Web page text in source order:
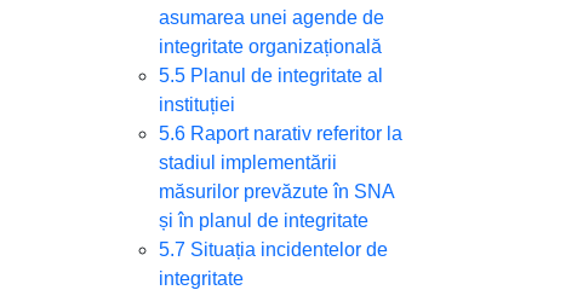
asumarea unei agende de
integritate organizațională
5.5 Planul de integritate al
instituției
5.6 Raport narativ referitor la
stadiul implementării
măsurilor prevăzute în SNA
și în planul de integritate
5.7 Situația incidentelor de
integritate